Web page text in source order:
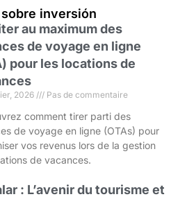
inversión
au maximum des
de voyage en ligne
pour les locations de
2026 Pas de commentaire
comment tirer parti des
de voyage en ligne (OTAs) pour
vos revenus lors de la gestion
de vacances.
: L’avenir du tourisme et